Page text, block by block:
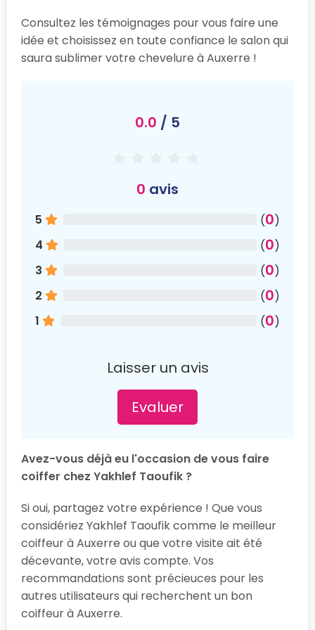
Consultez les témoignages pour vous faire une
idée et choisissez en toute confiance le salon qui
saura sublimer votre chevelure à Auxerre !
0.0 / 5
0 avis
5 (0)
4
(0)
3
(0)
2
(0)
1
(0)
Laisser un avis
Evaluer
Avez-vous déjà eu l'occasion de vous faire
coiffer chez Yakhlef Taoufik ?
Si oui, partagez votre expérience ! Que vous
considériez Yakhlef Taoufik comme le meilleur
coiffeur à Auxerre ou que votre visite ait été
décevante, votre avis compte. Vos
recommandations sont précieuces pour les
autres utilisateurs qui recherchent un bon
coiffeur à Auxerre.